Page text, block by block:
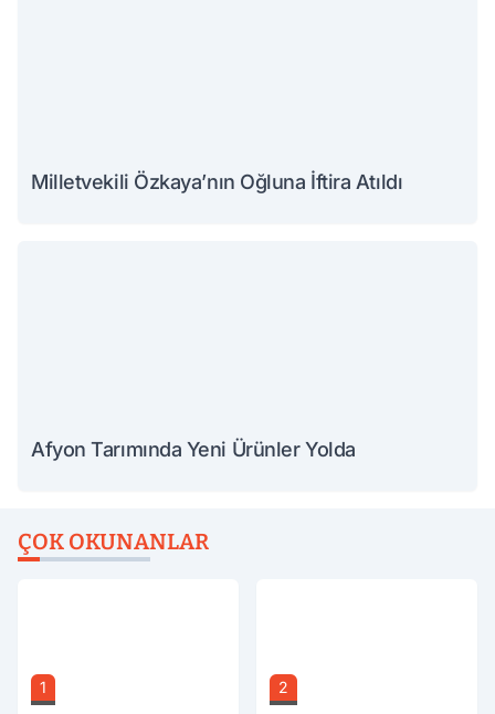
Milletvekili Özkaya’nın Oğluna İftira Atıldı
Afyon Tarımında Yeni Ürünler Yolda
ÇOK OKUNANLAR
1 2